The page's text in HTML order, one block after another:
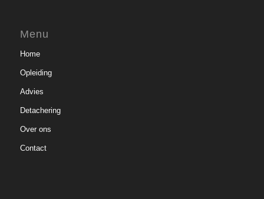
Menu
Home
Opleiding
Advies
Detachering
Over ons
Contact